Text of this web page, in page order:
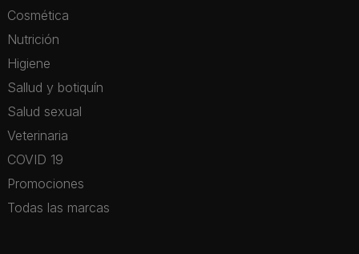
Cosmética
Nutrición
Higiene
Sallud y botiquín
Salud sexual
Veterinaria
COVID 19
Promociones
Todas las marcas